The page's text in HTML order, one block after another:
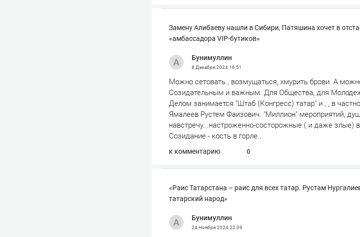
Замену Алибаеву нашли в Сибири, Патяшина хочет в
«амбассадора VIP-бутиков»
Бунимуллин
8 Декабря 202416:51
Можно сетовать , возмущаться, хмурить брови. А
Созидательным и важным. Для Общества, для
Делом занимается "Штаб (Конгресс) татар" и , , в
Ямалеев Рустем Фаизович. "Миллион" мероприятий,
навстречу...настроженно-состорожные ( и даже злые)
Созидание - кость в горле...
к комментарию 0
«Раис Татарстана – раис для всех татар. Рустам
татарский народ»
Бунимуллин
24 Ноября 202422:39